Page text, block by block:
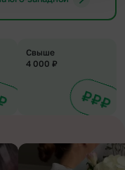
Свыше
4 000 ₽